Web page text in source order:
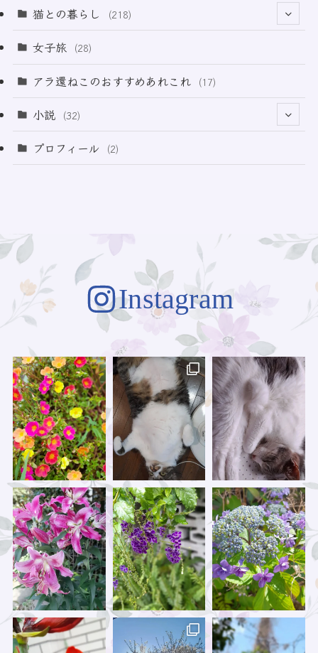
(2)
(33)
(3)
猫との暮らし (218)
(21)
(73)
女子旅 (28)
アラ還ねこのおすすめあれこれ (17)
小説 (32)
プロフィール (2)
Instagram